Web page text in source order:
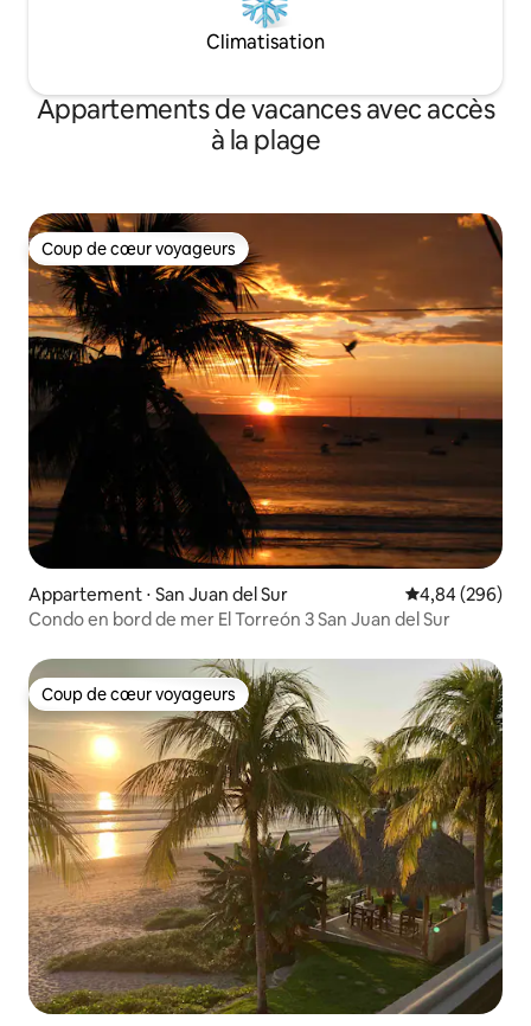
Climatisation
Appartements de vacances avec accès
à la plage
Coup de cœur voyageurs
Coup de cœur voyageurs
Appartement ⋅ San Juan del Sur Évaluation
4,84 (296)
Condo en bord de mer El Torreón 3 San Juan del Sur
Coup de cœur voyageurs
Coup de cœur voyageurs